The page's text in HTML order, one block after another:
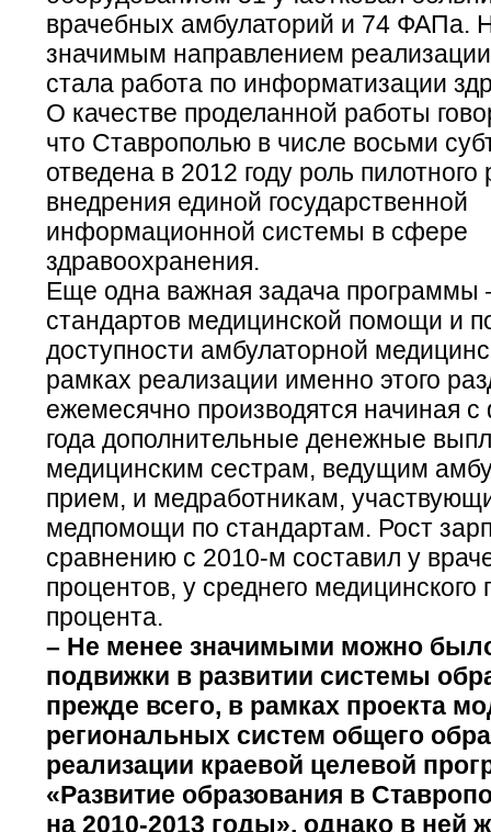
врачебных амбулаторий и 74 ФАПа.
значимым направлением
стала работа по информатизации
О качестве проделанной работы
что Ставрополью в числе восьми
отведена в 2012 году роль пилотного
внедрения единой государственной
информационной системы в сфере
здравоохранения.
Еще одна важная задача программы
стандартов медицинской помощи и
доступности амбулаторной
рамках реализации именно этого
ежемесячно производятся начиная
года дополнительные денежные
медицинским сестрам, ведущим
прием, и медработникам,
медпомощи по стандартам. Рост
сравнению с 2010-м составил у
процентов, у среднего
процента.
– Не менее значимыми можно
подвижки в развитии системы
прежде всего, в рамках проекта
региональных систем общего
реализации краевой целевой
«Развитие образования в
на 2010-2013 годы», однако в ней